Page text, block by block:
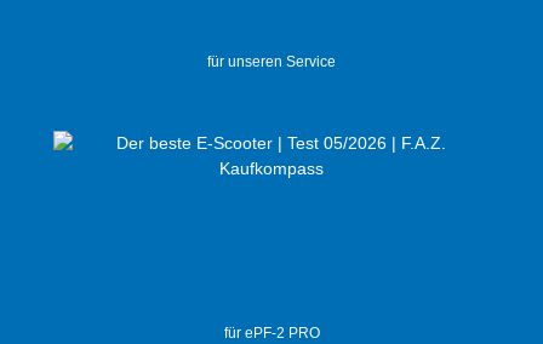
für unseren Service
für ePF-2 PRO